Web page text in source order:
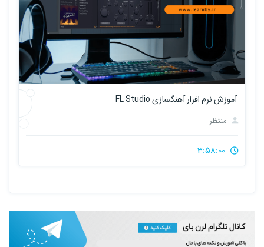
آموزش نرم افزار آهنگسازی FL Studio
منتظر